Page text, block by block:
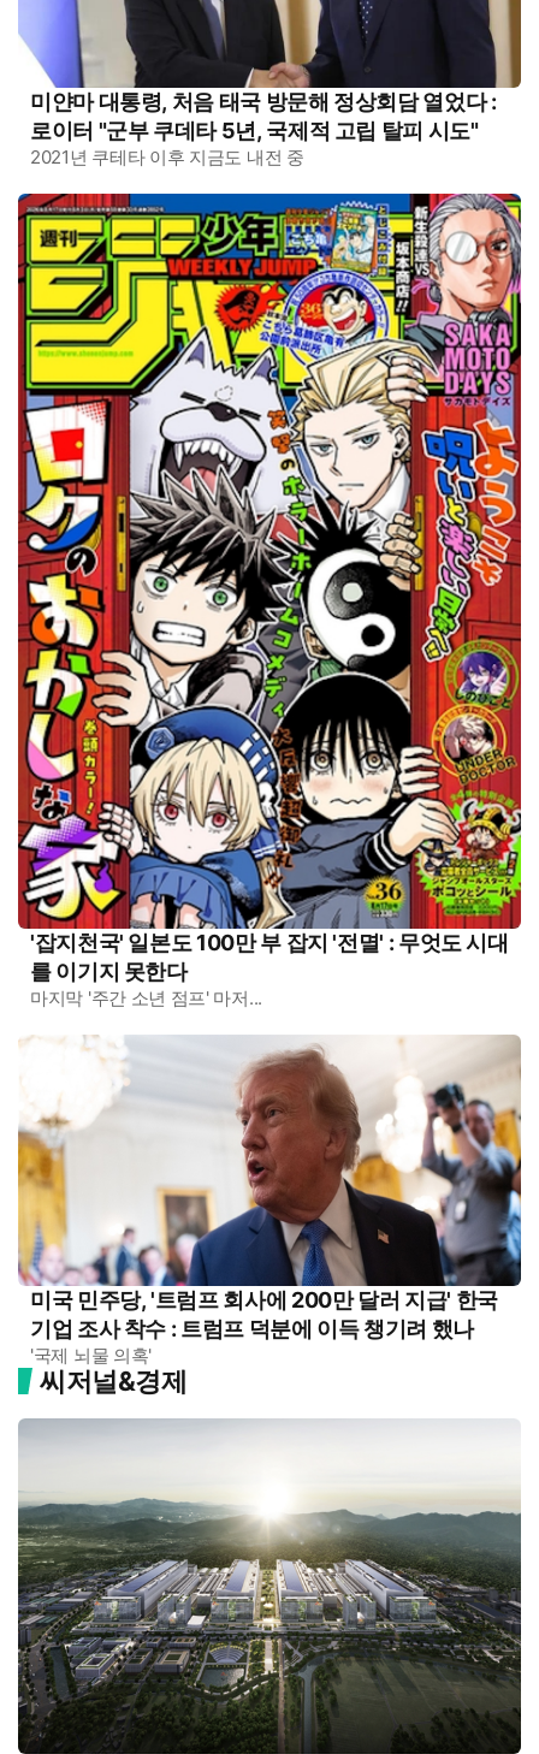
미얀마 대통령, 처음 태국 방문해 정상회담 열었다 :
로이터 "군부 쿠데타 5년, 국제적 고립 탈피 시도"
2021년 쿠테타 이후 지금도 내전 중
'잡지천국' 일본도 100만 부 잡지 '전멸' : 무엇도 시대
를 이기지 못한다
마지막 '주간 소년 점프' 마저...
미국 민주당, '트럼프 회사에 200만 달러 지급' 한국
기업 조사 착수 : 트럼프 덕분에 이득 챙기려 했나
'국제 뇌물 의혹'
씨저널&경제